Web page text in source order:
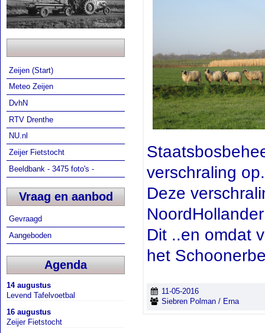
Zeijen (Start)
Meteo Zeijen
DvhN
RTV Drenthe
NU.nl
Zeijer Fietstocht
Beeldbank - 3475 foto's -
Vraag en aanbod
Gevraagd
Aangeboden
Agenda
14 augustus
Levend Tafelvoetbal
16 augustus
Zeijer Fietstocht
verschraling op.
Deze
Dit ..en omdat
het
11-05-2016
Siebren Polman / Erna